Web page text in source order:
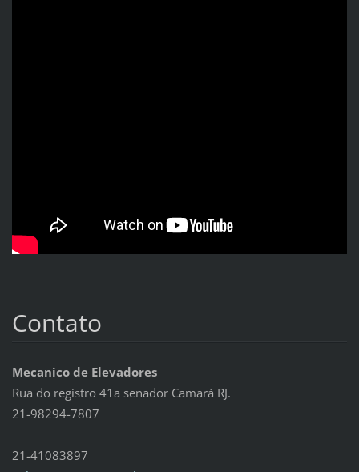
Contato
Mecanico de Elevadores
Rua do registro 41a senador Camará RJ.
21-98294-7807
21-41083897